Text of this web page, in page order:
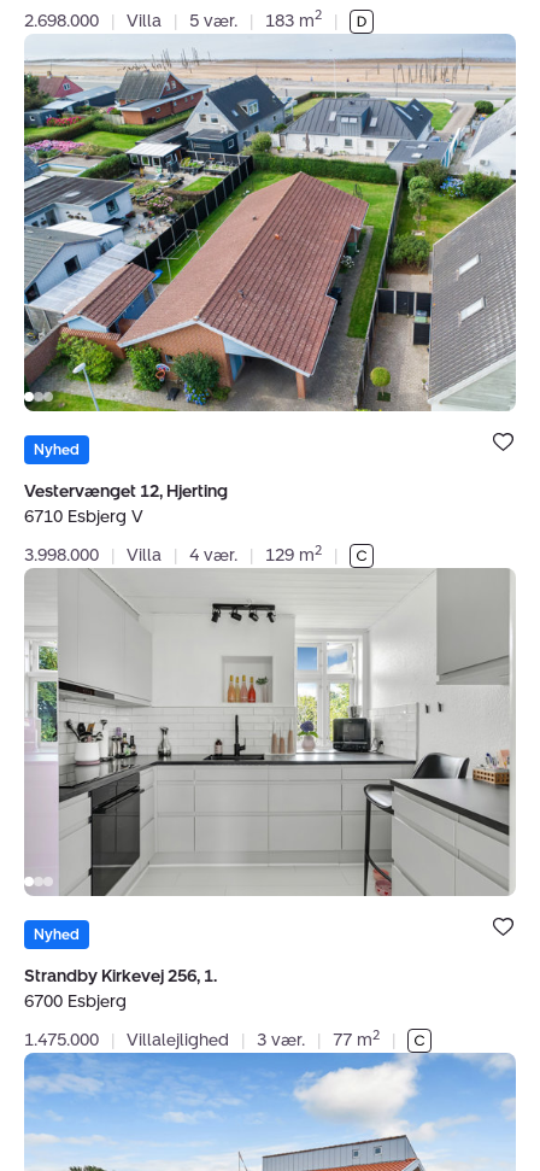
2.698.000
| Villa | 5 vær. | 183 m2 |
Vestervænget
12,
Hjerting,
6710
Esbjerg
V
Bolig er
under dine
Nyhed
Vestervænget 12, Hjerting
6710 Esbjerg V
3.998.000
| Villa | 4 vær. | 129 m2 |
Villalejlighed:
Kirkevej
256,
1.,
6700
Esbjerg
Bolig er
under dine
Nyhed
Strandby Kirkevej 256, 1.
6700 Esbjerg
1.475.000
| Villalejlighed | 3 vær. | 77 m2 |
Villa:
Matrosvænget
185,
Hjerting,